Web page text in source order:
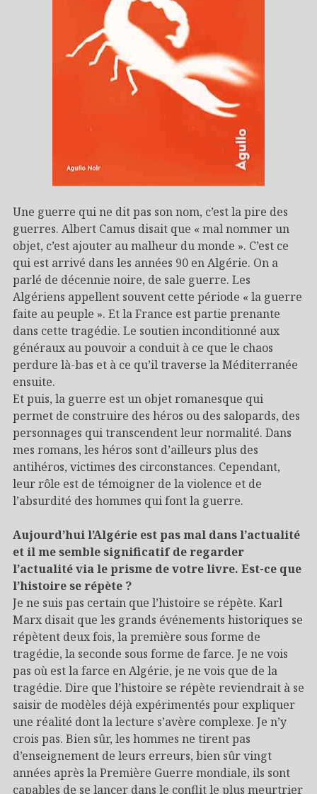
Une guerre qui ne dit pas son nom, c’est la pire des
guerres. Albert Camus disait que « mal nommer un
objet, c’est ajouter au malheur du monde ». C’est ce
qui est arrivé dans les années 90 en Algérie. On a
parlé de décennie noire, de sale guerre. Les
Algériens appellent souvent cette période « la guerre
faite au peuple ». Et la France est partie prenante
dans cette tragédie. Le soutien inconditionné aux
généraux au pouvoir a conduit à ce que le chaos
perdure là-bas et à ce qu’il traverse la Méditerranée
ensuite.
Et puis, la guerre est un objet romanesque qui
permet de construire des héros ou des salopards, des
personnages qui transcendent leur normalité. Dans
mes romans, les héros sont d’ailleurs plus des
antihéros, victimes des circonstances. Cependant,
leur rôle est de témoigner de la violence et de
l’absurdité des hommes qui font la guerre.
Aujourd’hui l’Algérie est pas mal dans l’actualité
et il me semble significatif de regarder
l’actualité via le prisme de votre livre. Est-ce que
l’histoire se répète ?
Je ne suis pas certain que l’histoire se répète. Karl
Marx disait que les grands événements historiques se
répètent deux fois, la première sous forme de
tragédie, la seconde sous forme de farce. Je ne vois
pas où est la farce en Algérie, je ne vois que de la
tragédie. Dire que l’histoire se répète reviendrait à se
saisir de modèles déjà expérimentés pour expliquer
une réalité dont la lecture s’avère complexe. Je n’y
crois pas. Bien sûr, les hommes ne tirent pas
d’enseignement de leurs erreurs, bien sûr vingt
années après la Première Guerre mondiale, ils sont
capables de se lancer dans le conflit le plus meurtrier